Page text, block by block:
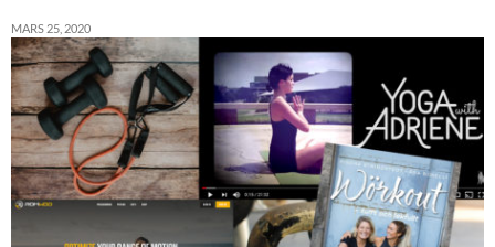
MARS 25, 2020